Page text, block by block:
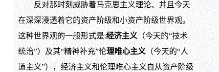
反对那时刻威胁着马克思主义理论、并且今天
在深深浸透着它的资产阶级和小资产阶级世界观。
这种世界观的一般形式是:经济主义 （今天的“技术
统治”）及其“精神补充”伦理唯心主义 （今天的“人
道主义”），经济主义和伦理唯心主义自从资产阶级